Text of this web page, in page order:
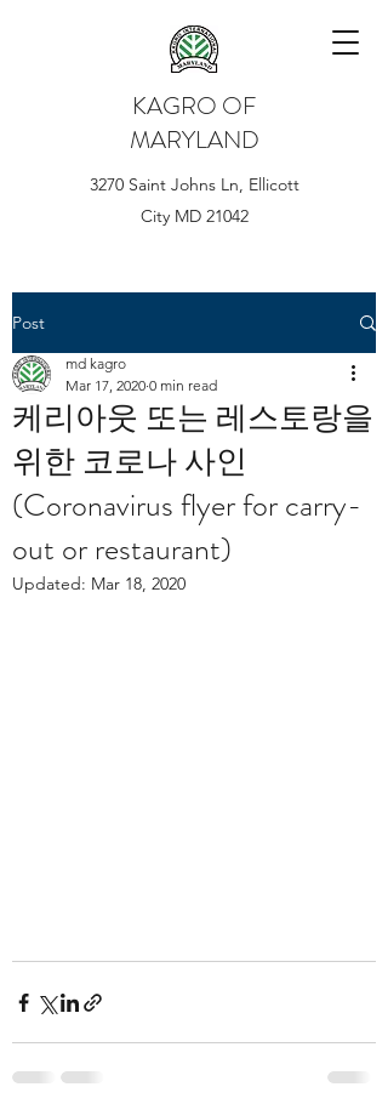
KAGRO OF
MARYLAND
3270 Saint Johns Ln, Ellicott
City MD 21042
Post
케리아웃 또는 레스토랑을
위한 코로나 사인
(Coronavirus flyer for carry-
out or restaurant)
md kagro
Mar 17, 2020 0 min read
Updated: Mar 18, 2020